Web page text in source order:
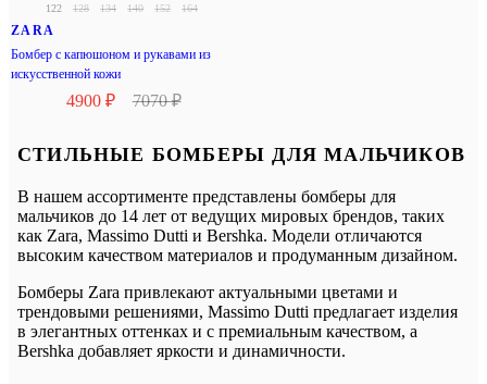
122 128 134 140 152 164
ZARA
Бомбер с капюшоном и рукавами из
искусственной кожи
4900 ₽ 7070 ₽
СТИЛЬНЫЕ БОМБЕРЫ ДЛЯ МАЛЬЧИКОВ
В нашем ассортименте представлены бомберы для
мальчиков до 14 лет от ведущих мировых брендов, таких
как Zara, Massimo Dutti и Bershka. Модели отличаются
высоким качеством материалов и продуманным дизайном.
Бомберы Zara привлекают актуальными цветами и
трендовыми решениями, Massimo Dutti предлагает изделия
в элегантных оттенках и с премиальным качеством, а
Bershka добавляет яркости и динамичности.